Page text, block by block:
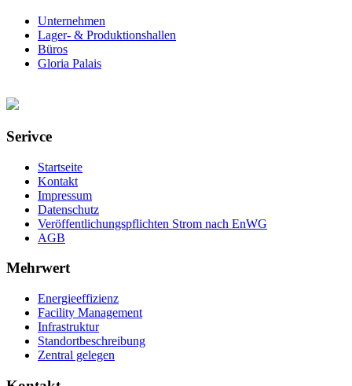
Unternehmen
Lager- & Produktionshallen
Büros
Gloria Palais
Serivce
Startseite
Kontakt
Impressum
Datenschutz
Veröffentlichungspflichten Strom nach EnWG
AGB
Mehrwert
Energieeffizienz
Facility Management
Infrastruktur
Standortbeschreibung
Zentral gelegen